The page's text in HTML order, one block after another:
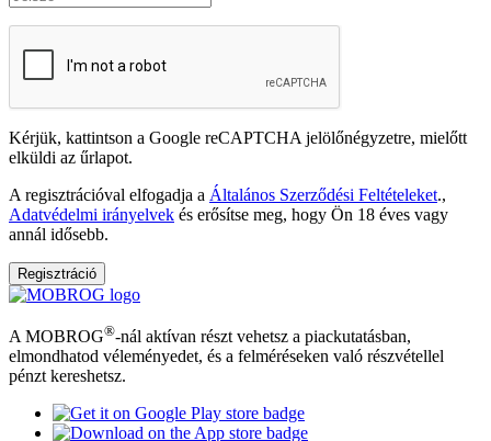
Kérjük, kattintson a Google reCAPTCHA jelölőnégyzetre, mielőtt
elküldi az űrlapot.
A regisztrációval elfogadja a Általános Szerződési Feltételeket.,
Adatvédelmi irányelvek és erősítse meg, hogy Ön 18 éves vagy
annál idősebb.
Regisztráció
A MOBROG®-nál aktívan részt vehetsz a piackutatásban,
elmondhatod véleményedet, és a felméréseken való részvétellel
pénzt kereshetsz.